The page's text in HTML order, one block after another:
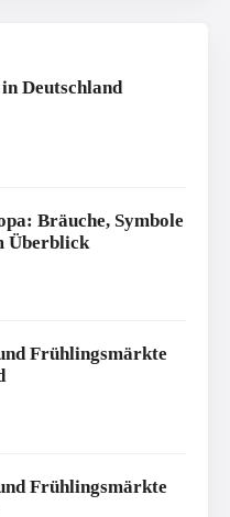
Deutschland
Bräuche, Symbole
Überblick
Frühlingsmärkte
Frühlingsmärkte